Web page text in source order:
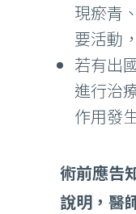
現瘀青
要活動
若有出
進行治
作用發
術前應告
說明，醫